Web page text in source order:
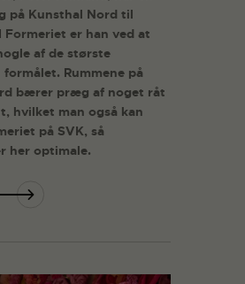
på Kunsthal Nord til
Formeriet er han ved at
af de største
Rummene på
bærer præg af noget råt
hvilket man også kan
på SVK, så
her optimale.